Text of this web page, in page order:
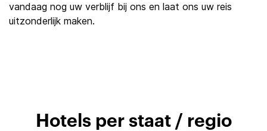
vandaag nog uw verblijf bij ons en laat ons uw reis
uitzonderlijk maken.
Hotels per staat / regio